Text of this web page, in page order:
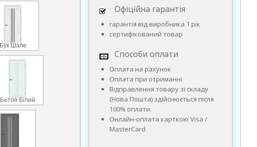
Бук Шале
Бетон Білий
Офіційна гарантія
гарантія від виробника 1 рік
сертифікований товар
Способи оплати
Оплата на рахунок
Оплата при отриманні
Відправлення товару зі складу
(Нова Пошта) здійснюється після
100% оплати.
Онлайн-оплата карткою Visa /
MasterCard